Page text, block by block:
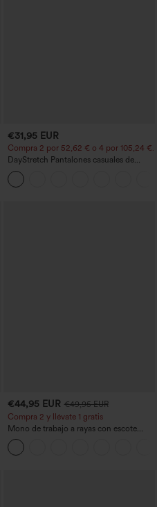
€31,95 EUR
Compra 2 por 52,62 € o 4 por 105,24 €.
DayStretch Pantalones casuales de
cintura alta con pernera tipo barril y
bolsillos
€44,95 EUR €49,95 EUR
Compra 2 y llévate 1 gratis
Mono de trabajo a rayas con escote
barco, sin mangas, lazo lateral, tacto
Cool Touch y bolsillos - Edición Easy
Peezy